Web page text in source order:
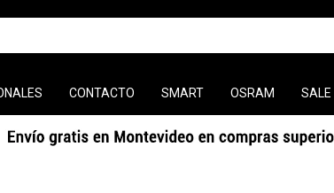
CONTACTO SMART OSRAM SALE